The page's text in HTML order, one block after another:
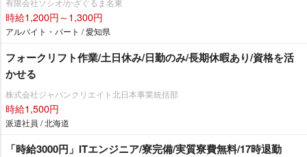
有限会社ソシオ/かざぐるま名東
時給1,200円～1,300円
アルバイト・パート / 愛知県
フォークリフト作業/土日休み/日勤のみ/長期休暇あり/資格を活
かせる
株式会社ジャパンクリエイト北日本事業統括部
時給1,500円
派遣社員 / 北海道
「時給3000円」ITエンジニア/寮完備/実質寮費無料/17時退勤